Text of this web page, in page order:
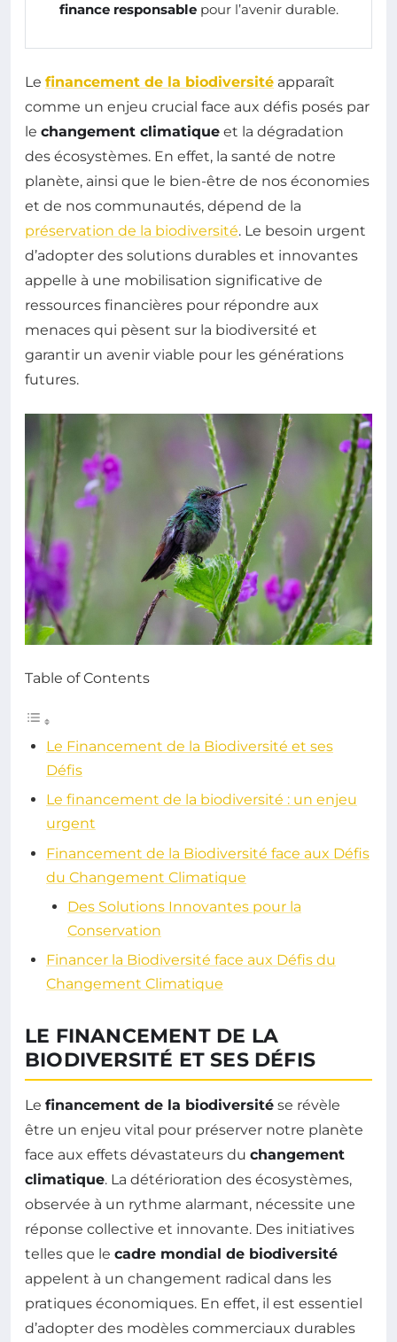
finance responsable pour l’avenir durable.
Le financement de la biodiversité apparaît
comme un enjeu crucial face aux défis posés par
le changement climatique et la dégradation
des écosystèmes. En effet, la santé de notre
planète, ainsi que le bien-être de nos économies
et de nos communautés, dépend de la
préservation de la biodiversité. Le besoin urgent
d’adopter des solutions durables et innovantes
appelle à une mobilisation significative de
ressources financières pour répondre aux
menaces qui pèsent sur la biodiversité et
garantir un avenir viable pour les générations
futures.
Table of Contents
Le Financement de la Biodiversité et ses
Défis
Le financement de la biodiversité : un enjeu
urgent
Financement de la Biodiversité face aux Défis
du Changement Climatique
Des Solutions Innovantes pour la
Conservation
Financer la Biodiversité face aux Défis du
Changement Climatique
LE FINANCEMENT DE LA
BIODIVERSITÉ ET SES DÉFIS
Le financement de la biodiversité se révèle
être un enjeu vital pour préserver notre planète
face aux effets dévastateurs du changement
climatique. La détérioration des écosystèmes,
observée à un rythme alarmant, nécessite une
réponse collective et innovante. Des initiatives
telles que le cadre mondial de biodiversité
appelent à un changement radical dans les
pratiques économiques. En effet, il est essentiel
d’adopter des modèles commerciaux durables